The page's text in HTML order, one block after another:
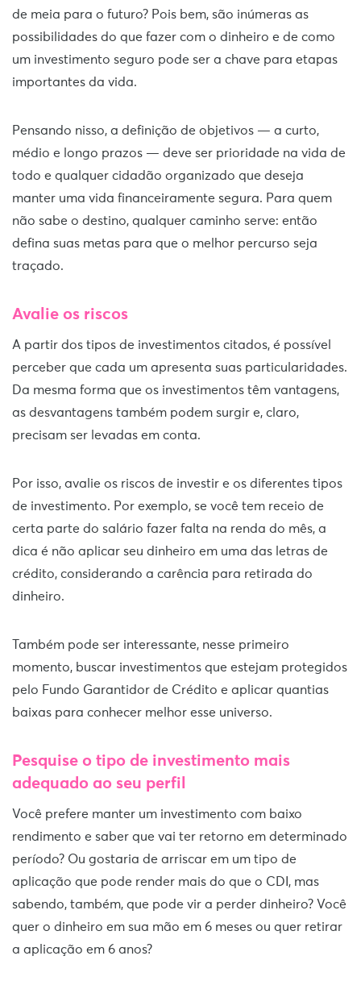
de meia para o futuro? Pois bem, são inúmeras as
possibilidades do que fazer com o dinheiro e de como
um investimento seguro pode ser a chave para etapas
importantes da vida.
Pensando nisso, a definição de objetivos — a curto,
médio e longo prazos — deve ser prioridade na vida de
todo e qualquer cidadão organizado que deseja
manter uma vida financeiramente segura. Para quem
não sabe o destino, qualquer caminho serve: então
defina suas metas para que o melhor percurso seja
traçado.
Avalie os riscos
A partir dos tipos de investimentos citados, é possível
perceber que cada um apresenta suas particularidades.
Da mesma forma que os investimentos têm vantagens,
as desvantagens também podem surgir e, claro,
precisam ser levadas em conta.
Por isso, avalie os riscos de investir e os diferentes tipos
de investimento. Por exemplo, se você tem receio de
certa parte do salário fazer falta na renda do mês, a
dica é não aplicar seu dinheiro em uma das letras de
crédito, considerando a carência para retirada do
dinheiro.
Também pode ser interessante, nesse primeiro
momento, buscar investimentos que estejam protegidos
pelo Fundo Garantidor de Crédito e aplicar quantias
baixas para conhecer melhor esse universo.
Pesquise o tipo de investimento mais
adequado ao seu perfil
Você prefere manter um investimento com baixo
rendimento e saber que vai ter retorno em determinado
período? Ou gostaria de arriscar em um tipo de
aplicação que pode render mais do que o CDI, mas
sabendo, também, que pode vir a perder dinheiro? Você
quer o dinheiro em sua mão em 6 meses ou quer retirar
a aplicação em 6 anos?